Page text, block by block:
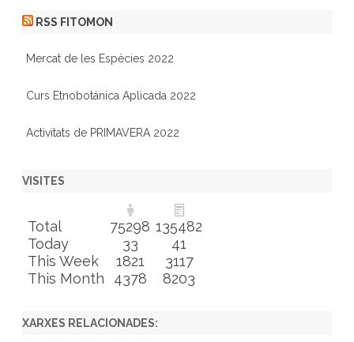
RSS FITOMON
Mercat de les Espècies 2022
Curs Etnobotánica Aplicada 2022
Activitats de PRIMAVERA 2022
VISITES
Total 75298 135482
Today
33
41
This Week
1821
3117
This Month
4378 8203
XARXES RELACIONADES: